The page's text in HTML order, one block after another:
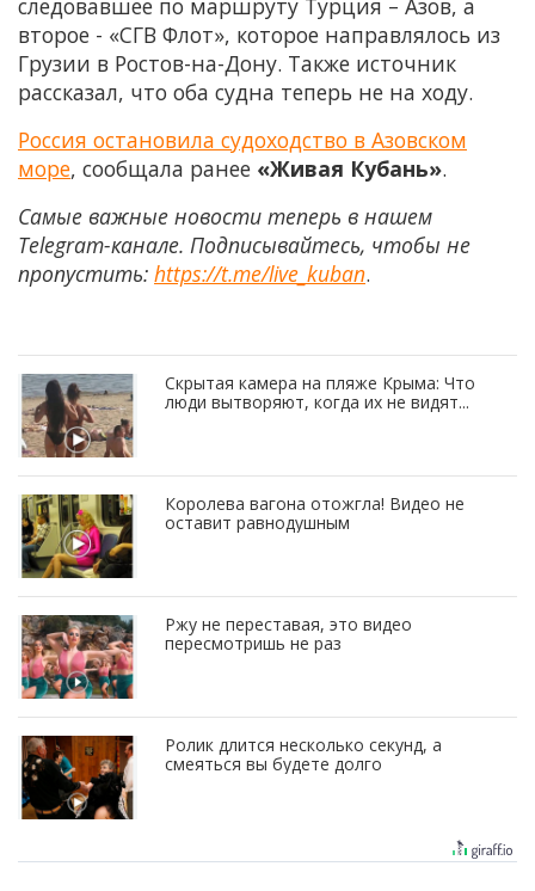
второе - «СГВ Флот», которое направлялось из
Грузии в Ростов-на-Дону. Также источник
рассказал, что оба судна теперь не на ходу.
Россия остановила судоходство в Азовском
море, сообщала ранее «Живая Кубань».
Самые важные новости теперь в нашем
Telegram-канале. Подписывайтесь, чтобы не
пропустить: https://t.me/live_kuban.
Скрытая камера на пляже Крыма: Что
люди вытворяют, когда их не видят...
Королева вагона отожгла! Видео не
оставит равнодушным
Ржу не переставая, это видео
пересмотришь не раз
Ролик длится несколько секунд, а
смеяться вы будете долго